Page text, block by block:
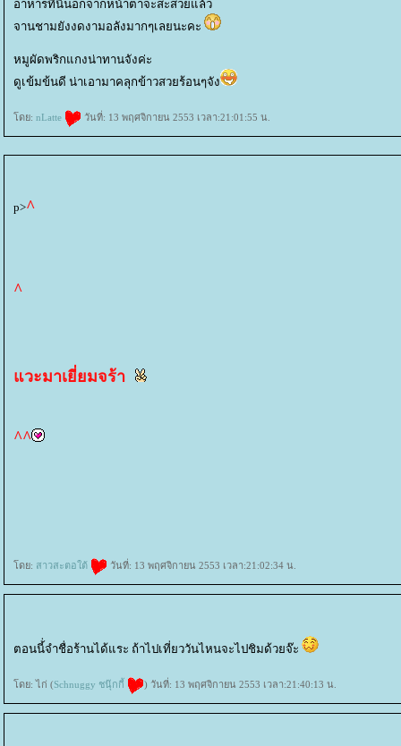
อาหารที่นี่นอกจากหน้าตาจะสะสวยแล้ว
จานชามยังงดงามอลังมากๆเลยนะคะ
หมูผัดพริกแกงน่าทานจังค่ะ
ดูเข้มข้นดี น่าเอามาคลุกข้าวสวยร้อนๆจัง
ดย: nLatte วันที่: 13 พฤศจิกายน 2553 เวลา:21:01:55 น.
p>^
^
วะมาเยี่ยมจร้า
^^
ดย: สาวสะตอใต้ วันที่: 13 พฤศจิกายน 2553 เวลา:21:02:34 น.
ตอนนี้่จำชื่อร้านได้แระ ถ้าไปเที่ยววันไหนจะไปชิมด้วยจ๊ะ
ดย: ไก่ (Schnuggy ชนุ๊กกี้ ) วันที่: 13 พฤศจิกายน 2553 เวลา:21:40:13 น.